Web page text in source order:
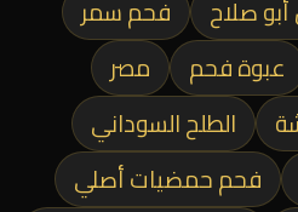
صلاح
فحم سمر
عبوة فحم
مصر
الطلح السوداني
فحم حمضيات أصلي